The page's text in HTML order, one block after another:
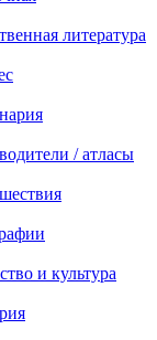
литература
/ атласы
и культура